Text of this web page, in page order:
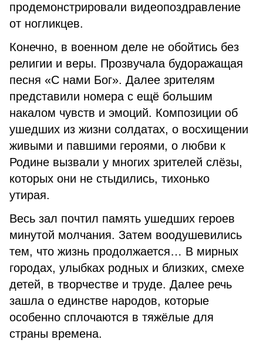
продемонстрировали видеопоздравление
от ногликцев.
Конечно, в военном деле не обойтись без
религии и веры. Прозвучала будоражащая
песня «С нами Бог». Далее зрителям
представили номера с ещё большим
накалом чувств и эмоций. Композиции об
ушедших из жизни солдатах, о восхищении
живыми и павшими героями, о любви к
Родине вызвали у многих зрителей слёзы,
которых они не стыдились, тихонько
утирая.
Весь зал почтил память ушедших героев
минутой молчания. Затем воодушевились
тем, что жизнь продолжается… В мирных
городах, улыбках родных и близких, смехе
детей, в творчестве и труде. Далее речь
зашла о единстве народов, которые
особенно сплочаются в тяжёлые для
страны времена.